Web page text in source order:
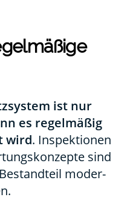
ist nur
es regel­mä­ßig
wird. Inspek­tio­nen
sind
moder­